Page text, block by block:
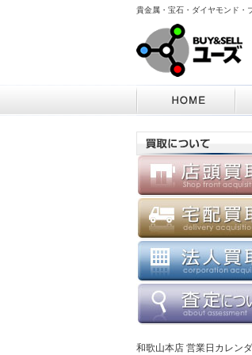
貴金属・宝石・ダイヤモンド・
和歌山本店 営業日カレン